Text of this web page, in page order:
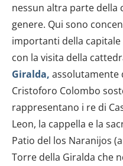
nessun altra parte della
genere. Qui sono
importanti della
con la visita della
Giralda, assolutamente
Cristoforo Colombo
rappresentano i re di
Leon, la cappella e la
Patio del los Naranijos
Torre della Giralda che